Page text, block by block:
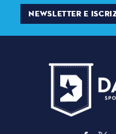
NEWSLETTER E